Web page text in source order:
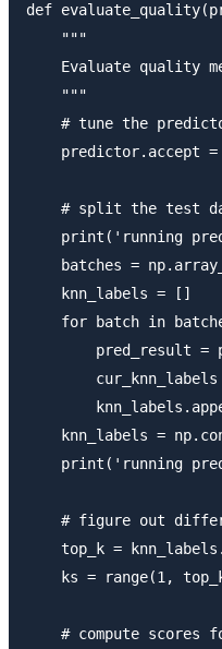
def
    """
Evaluate quality
    """
# tune the
predictor.accept
# split the test
print('running
batches =
    knn_labels = []
for batch in
pred_result =
knn_labels =
print('running
# figure out
top_k =
ks = range(1,
# compute scores